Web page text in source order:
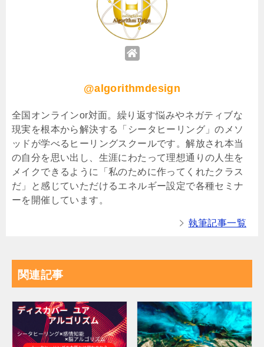
@algorithmdesign
全国オンラインor対面。繰り返す悩みやネガティブな
現実を根本から解決する「シータヒーリング」のメソ
ッドが学べるヒーリングスクールです。解放され本当
の自分を思い出し、生涯にわたって理想通りの人生を
メイクできるように「私のために作ってくれたクラス
だ」と感じていただけるエネルギー設定で各種セミナ
ーを開催しています。
執筆記事一覧
関連記事